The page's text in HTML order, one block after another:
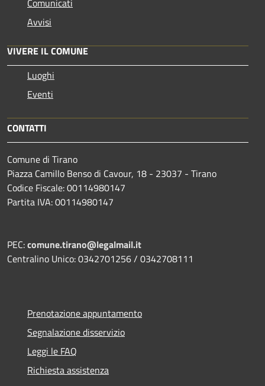
Comunicati
Avvisi
VIVERE IL COMUNE
Luoghi
Eventi
CONTATTI
Comune di Tirano
Piazza Camillo Benso di Cavour, 18 - 23037 - Tirano
Codice Fiscale: 00114980147
Partita IVA: 00114980147
PEC:comune.tirano@legalmail.it
Centralino Unico: 0342701256 / 0342708111
Prenotazione appuntamento
Segnalazione disservizio
Leggi le FAQ
Richiesta assistenza